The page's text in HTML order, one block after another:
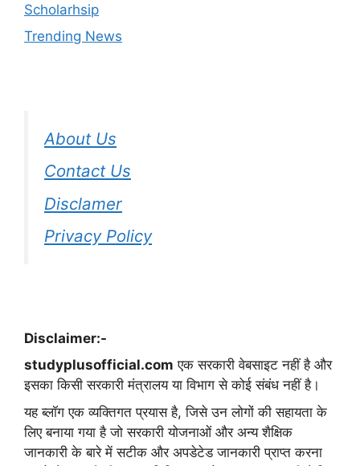
Scholarhsip
Trending News
About Us
Contact Us
Disclamer
Privacy Policy
Disclaimer:-
studyplusofficial.com एक सरकारी वेबसाइट नहीं है और
इसका किसी सरकारी मंत्रालय या विभाग से कोई संबंध नहीं है।
यह ब्लॉग एक व्यक्तिगत प्रयास है, जिसे उन लोगों की सहायता के
लिए बनाया गया है जो सरकारी योजनाओं और अन्य शैक्षिक
जानकारी के बारे में सटीक और अपडेटेड जानकारी प्राप्त करना